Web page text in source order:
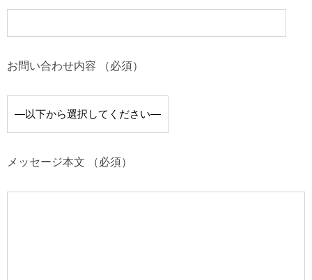
お問い合わせ内容 （必須）
メッセージ本文 （必須）